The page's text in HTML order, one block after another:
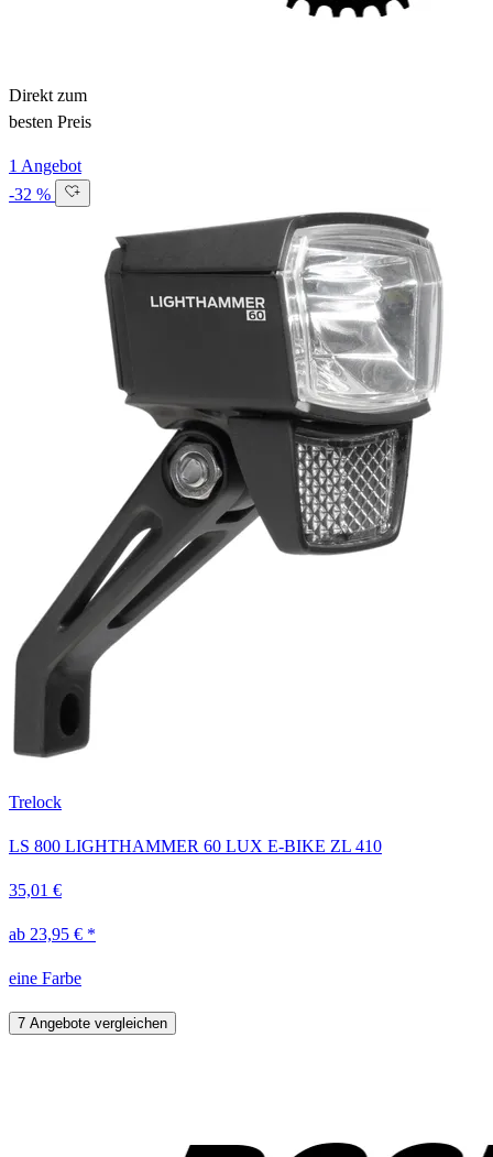
Direkt zum
besten Preis
1 Angebot
-32 %
Trelock
LS 800 LIGHTHAMMER 60 LUX E-BIKE ZL 410
35,01 €
ab 23,95 € *
eine Farbe
7 Angebote vergleichen